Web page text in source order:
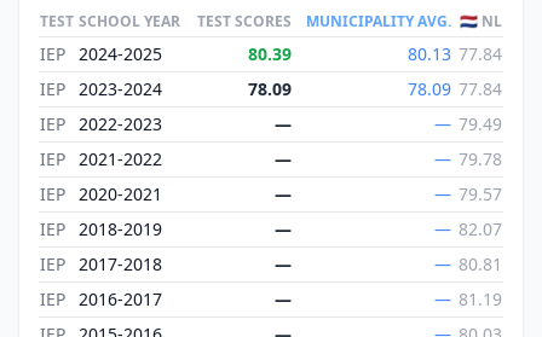
TEST SCHOOL YEAR TEST SCORES MUNICIPALITY AVG. 🇳🇱 NL
IEP 2024-2025 80.39 80.13 77.84
IEP 2023-2024 78.09 78.09 77.84
IEP 2022-2023 — — 79.49
IEP 2021-2022 — — 79.78
IEP 2020-2021 — — 79.57
IEP 2018-2019 — — 82.07
IEP 2017-2018 — — 80.81
IEP 2016-2017 — — 81.19